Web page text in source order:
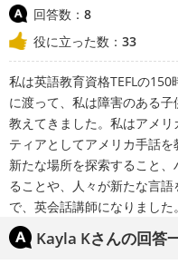
回答数： 8
役に立った数： 33
私は英語教育資格TEFLの
に渡って、私は障害のある
教えてきました。私はアメ
ティアとしてアメリカ手話を
新たな場所を探索すること
ることや、人々が新たな言
で、英会話講師になりました。
Kayla Kさんの回答